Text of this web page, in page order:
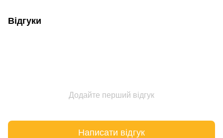
Відгуки
Додайте перший відгук
Написати відгук